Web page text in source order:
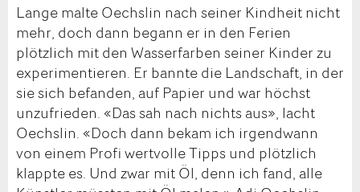
Lange malte Oechslin nach seiner Kindheit nicht
mehr, doch dann begann er in den Ferien
plötzlich mit den Wasserfarben seiner Kinder zu
experimentieren. Er bannte die Landschaft, in der
sie sich befanden, auf Papier und war höchst
unzufrieden. «Das sah nach nichts aus», lacht
Oechslin. «Doch dann bekam ich irgendwann
von einem Profi wertvolle Tipps und plötzlich
klappte es. Und zwar mit Öl, denn ich fand, alle